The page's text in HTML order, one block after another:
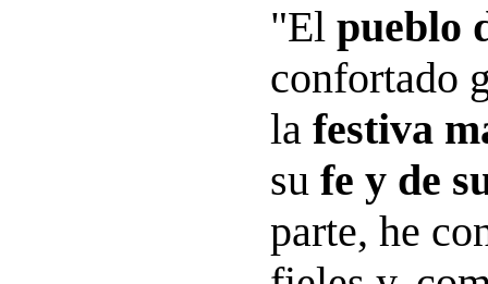
"El pueblo
confortado
la festiva
su fe y de
parte, he